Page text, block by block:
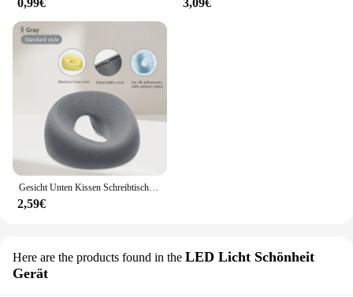
2,59€
Here are the products found in the LED Licht Schönheit
Gerät